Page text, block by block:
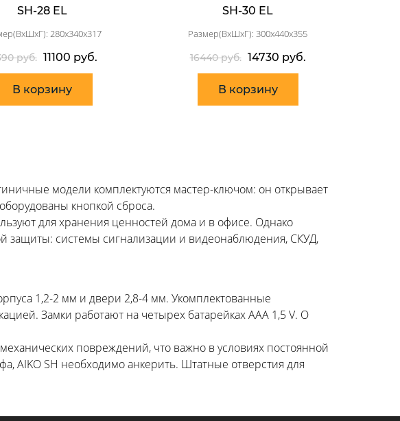
SH-28 EL
280x340x317
руб. 11100 руб.
В корзину
SH-30 EL
Размер(ВхШхГ): 300x440x355
16440 руб. 14730 руб.
В корзину
модели комплектуются мастер-ключом: он открывает
кнопкой сброса.
для хранения ценностей дома и в офисе. Однако
защиты: системы сигнализации и видеонаблюдения, СКУД,
1,2-2 мм и двери 2,8-4 мм. Укомплектованные
Замки работают на четырех батарейках ААA 1,5 V. О
повреждений, что важно в условиях постоянной
AIKO SH необходимо анкерить. Штатные отверстия для